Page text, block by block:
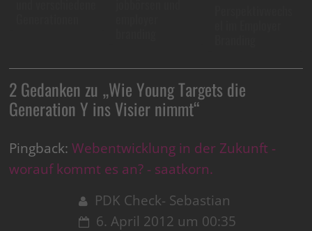
2 Gedanken zu „Wie Young Targets die
Generation Y ins Visier nimmt“
Pingback:Webentwicklung in der Zukunft -
worauf kommt es an? - saatkorn.
PDK Check- Sebastian
6. April 2012 um 00:35